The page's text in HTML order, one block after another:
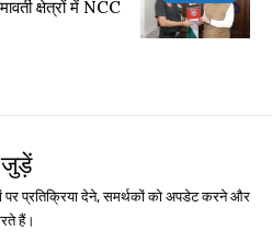
क्षेत्रों में NCC
जुड़ें
पर प्रतिक्रिया देने, समर्थकों को अपडेट करने और
हैं।